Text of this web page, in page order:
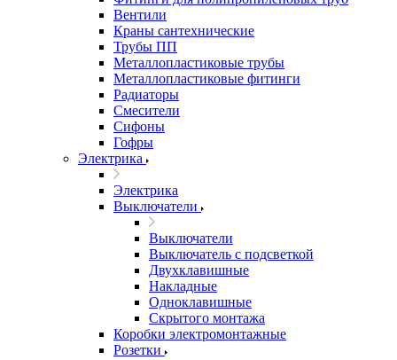
Вентили
Краны сантехнические
Трубы ПП
Металлопластиковые трубы
Металлопластиковые фитинги
Радиаторы
Смесители
Сифоны
Гофры
Электрика
Электрика
Выключатели
Выключатели
Выключатель с подсветкой
Двухклавишные
Накладные
Одноклавишные
Скрытого монтажа
Коробки электромонтажные
Розетки